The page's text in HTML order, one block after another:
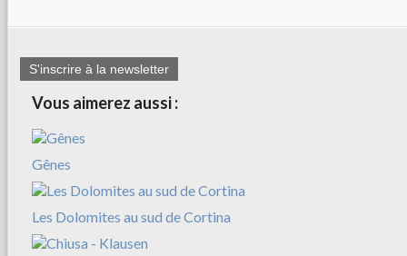
S'inscrire à la newsletter
Vous aimerez aussi :
Gênes
Les Dolomites au sud de Cortina